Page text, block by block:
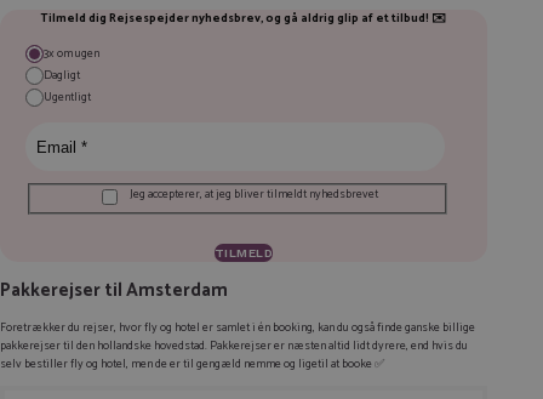
Tilmeld dig Rejsespejder nyhedsbrev, og gå aldrig glip af et tilbud! ✉️
3x om ugen
Dagligt
Ugentligt
Jeg accepterer, at jeg bliver tilmeldt nyhedsbrevet
Pakkerejser til Amsterdam
Foretrækker du rejser, hvor fly og hotel er samlet i én booking, kan du også finde ganske billige
pakkerejser til den hollandske hovedstad. Pakkerejser er næsten altid lidt dyrere, end hvis du
selv bestiller fly og hotel, men de er til gengæld nemme og ligetil at booke ✅